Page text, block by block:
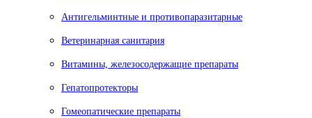
Антигельминтные и противопаразитарные
Ветеринарная санитария
Витамины, железосодержащие препараты
Гепатопротекторы
Гомеопатические препараты